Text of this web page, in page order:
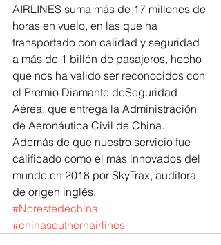
AIRLINES suma más de 17 millones de
horas en vuelo, en las que ha
transportado con calidad y seguridad
a más de 1 billón de pasajeros, hecho
que nos ha valido ser reconocidos con
el Premio Diamante deSeguridad
Aérea, que entrega la Administración
de Aeronáutica Civil de China.
Además de que nuestro servicio fue
calificado como el más innovados del
mundo en 2018 por SkyTrax, auditora
de origen inglés.
#Norestedechina
#chinasouthernairlines